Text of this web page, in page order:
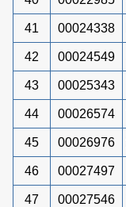
41 00024338
42 00024549
43 00025343
44 00026574
45 00026976
46 00027497
47 00027546